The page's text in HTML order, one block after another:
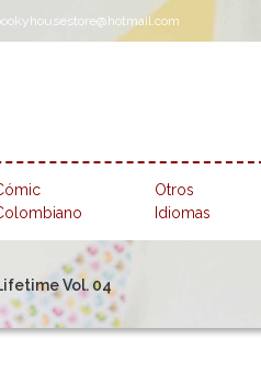
Otros
Idiomas
Vol. 04